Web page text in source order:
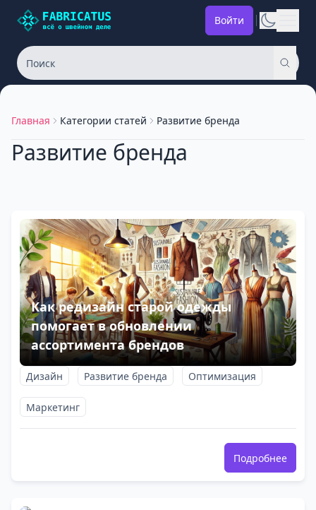
Войти
Главная Категории статей Развитие бренда
Развитие бренда
Как редизайн старой одежды
помогает в обновлении
ассортимента брендов
Дизайн Развитие бренда Оптимизация
Маркетинг
Подробнее